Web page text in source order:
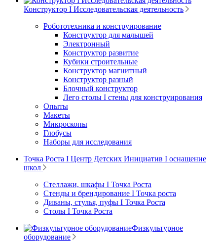
Конструктор I Исследовательская деятельность
Робототехника и конструирование
Конструктор для малышей
Электронный
Конструктор развитие
Кубики строительные
Конструктор магнитный
Конструктор разный
Блочный конструктор
Лего столы I стены для конструирования
Опыты
Макеты
Микроскопы
Глобусы
Наборы для исследования
Точка Роста I Центр Детских Инициатив I оснащение
школ
Стеллажи, шкафы I Точка Роста
Стенды и брендирование I Точка роста
Диваны, стулья, пуфы I Точка Роста
Столы I Точка Роста
Физкультурное
оборудование